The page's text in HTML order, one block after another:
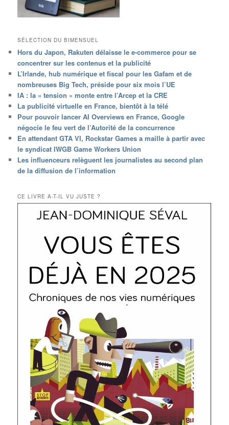
SÉLECTION DU BIMENSUEL
Hors du Japon, Rakuten délaisse le e-commerce pour se
concentrer sur les contenus et la publicité
L’Irlande, hub numérique et fiscal pour les Gafam et de
nombreuses Big Tech, préside pour six mois l’UE
IA : la « tension » monte entre l’Arcep et la CRE
La publicité virtuelle en France, bientôt à la télé
Pour pouvoir lancer AI Overviews en France, Google
négocie le feu vert de l’Autorité de la concurrence
En attendant GTA VI, Rockstar Games a maille à partir avec
le syndicat IWGB Game Workers Union
Les influenceurs relèguent les journalistes au second plan
de la diffusion de l’information
CE LIVRE A-T-IL VU JUSTE ?